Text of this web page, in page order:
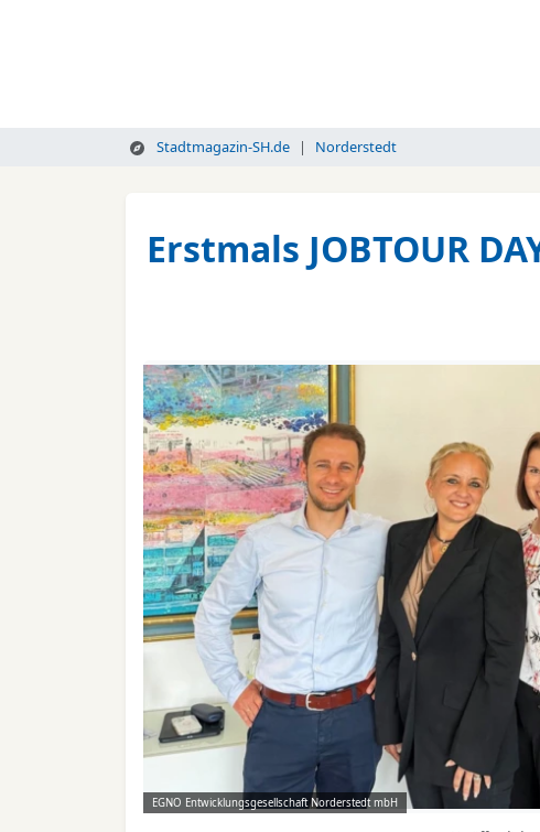
Stadtmagazin-SH.de Norderstedt
Erstmals JOBTOUR
EGNO Entwicklungsgesellschaft Norderstedt mbH